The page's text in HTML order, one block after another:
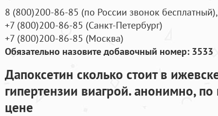
8 (800)200-86-85 (по России звонок бесплатный),
+7 (800)200-86-85 (Санкт-Петербург)
+7 (800)200-86-85 (Москва)
Обязательно назовите добавочный номер: 3533
Дапоксетин сколько стоит в
гипертензии виагрой. анонимно,
цене